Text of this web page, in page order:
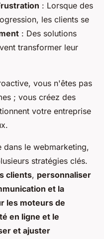
: Lorsque des
les clients se
: Des solutions
transformer leur
vous n'êtes pas
; vous créez des
votre entreprise
dans le webmarketing,
stratégies clés.
clients, personnaliser
et la
les moteurs de
en ligne et le
et ajuster